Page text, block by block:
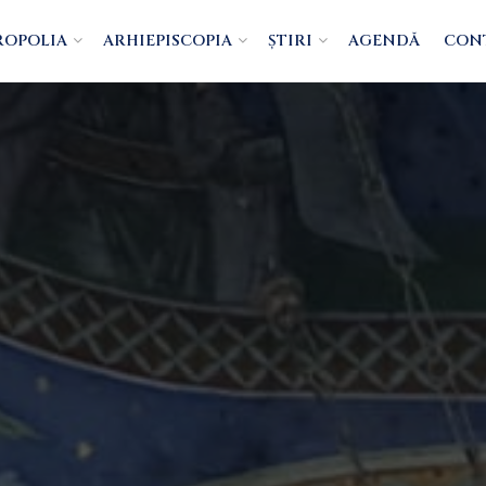
ARHIEPISCOPIA ȘTIRI AGENDĂ